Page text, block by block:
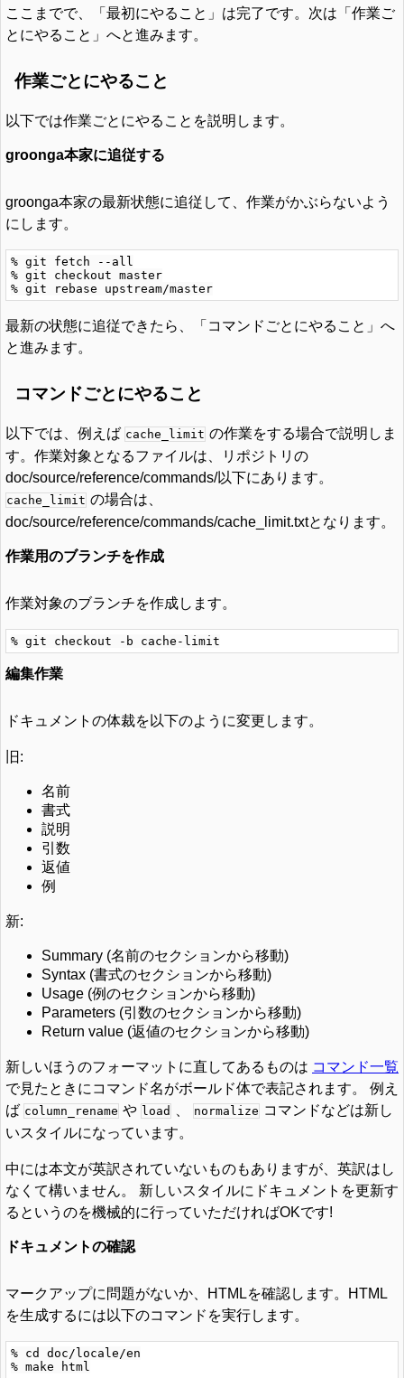
ここまでで、「最初にやること」は完了です。次は「作業ご
とにやること」へと進みます。
作業ごとにやること
以下では作業ごとにやることを説明します。
groonga本家に追従する
groonga本家の最新状態に追従して、作業がかぶらないよう
にします。
% git fetch --all
% git checkout master
最新の状態に追従できたら、「コマンドごとにやること」へ
と進みます。
コマンドごとにやること
以下では、例えば cache_limit の作業をする場合で説明しま
す。作業対象となるファイルは、リポジトリの
doc/source/reference/commands/以下にあります。
cache_limit の場合は、
doc/source/reference/commands/cache_limit.txtとなります。
作業用のブランチを作成
作業対象のブランチを作成します。
編集作業
ドキュメントの体裁を以下のように変更します。
旧:
名前
書式
説明
引数
返値
例
新:
Summary (名前のセクションから移動)
Syntax (書式のセクションから移動)
Usage (例のセクションから移動)
Parameters (引数のセクションから移動)
Return value (返値のセクションから移動)
新しいほうのフォーマットに直してあるものは コマンド一覧
で見たときにコマンド名がボールド体で表記されます。 例え
ば column_rename や load normalize コマンドなどは新し
いスタイルになっています。
中には本文が英訳されていないものもありますが、英訳はし
なくて構いません。 新しいスタイルにドキュメントを更新す
るというのを機械的に行っていただければOKです!
ドキュメントの確認
マークアップに問題がないか、HTMLを確認します。HTML
を生成するには以下のコマンドを実行します。
% cd doc/locale/en